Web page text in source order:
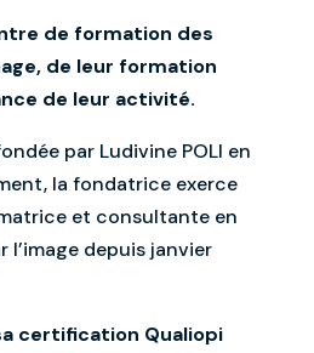
de formation des
de leur formation
de leur activité.
par Ludivine POLI en
la fondatrice exerce
et consultante en
depuis janvier
certification Qualiopi